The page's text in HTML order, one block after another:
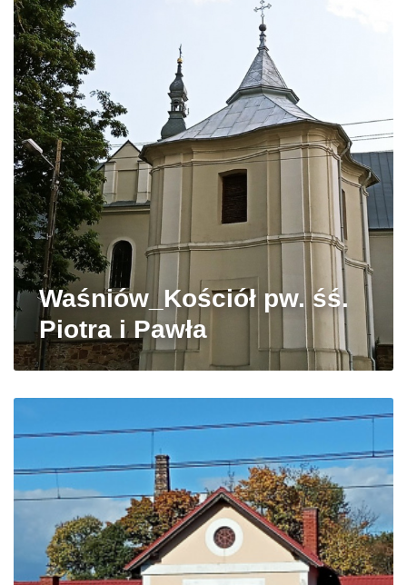
Waśniów_Kościół pw. śś.
Piotra i Pawła